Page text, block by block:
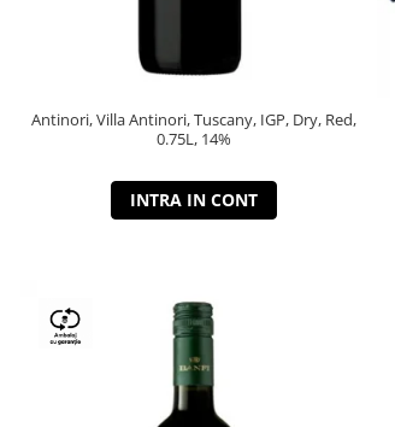
Antinori, Villa Antinori, Tuscany, IGP, Dry, Red,
0.75L, 14%
INTRA IN CONT